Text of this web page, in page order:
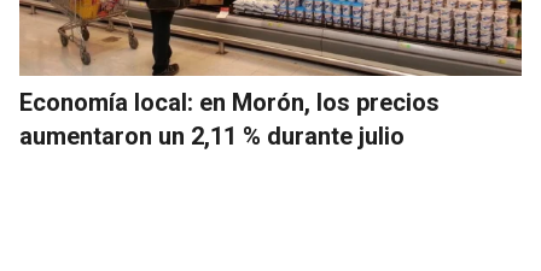
Economía local: en Morón, los precios
aumentaron un 2,11 % durante julio